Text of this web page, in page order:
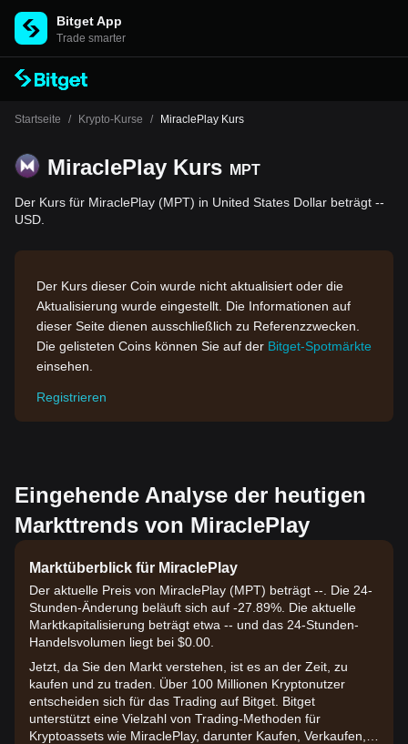
Bitget App
Trade smarter
Startseite / Krypto-Kurse / MiraclePlay Kurs
MiraclePlay Kurs MPT
Der Kurs für MiraclePlay (MPT) in United States Dollar beträgt --
USD.
Der Kurs dieser Coin wurde nicht aktualisiert oder die
Aktualisierung wurde eingestellt. Die Informationen auf
dieser Seite dienen ausschließlich zu Referenzzwecken.
Die gelisteten Coins können Sie auf der Bitget-Spotmärkte
einsehen.
Registrieren
Eingehende Analyse der heutigen
Markttrends von MiraclePlay
Marktüberblick für MiraclePlay
Der aktuelle Preis von MiraclePlay (MPT) beträgt --. Die 24-
Stunden-Änderung beläuft sich auf -27.89%. Die aktuelle
Marktkapitalisierung beträgt etwa -- und das 24-Stunden-
Handelsvolumen liegt bei $0.00.
Jetzt, da Sie den Markt verstehen, ist es an der Zeit, zu
kaufen und zu traden. Über 100 Millionen Kryptonutzer
entscheiden sich für das Trading auf Bitget. Bitget
unterstützt eine Vielzahl von Trading-Methoden für
Kryptoassets wie MiraclePlay, darunter Kaufen, Verkaufen,